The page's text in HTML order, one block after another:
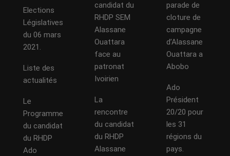
Elections
Législatives
du 06 mars
2021.
Liste des
actualités
Le
Programme
du candidat
du RHDP
Ado
candidat du
RHDP SEM
Alassane
Ouattara
face au
patronat
Ivoirien
La
rencontre
du candidat
du RHDP
Alassane
parade de
cloture de
campagne
d’Alassane
Ouattara a
Abobo
Ado
Président
20/20 pour
les 31
régions du
pays.